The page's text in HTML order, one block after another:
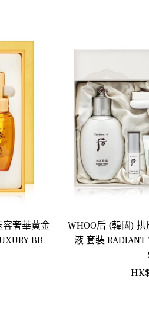
容奢華黃金
BB
WHOO后 (韓國)
液 套裝 RADIANT
正